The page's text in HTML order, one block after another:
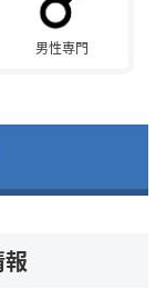
男性専門
報